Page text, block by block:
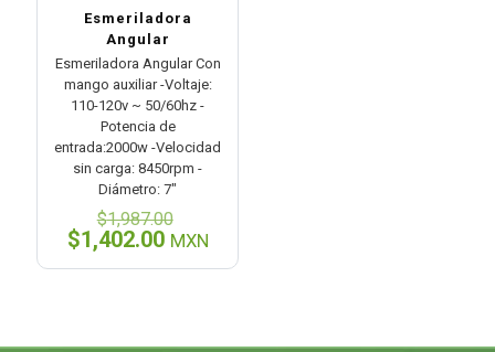
Esmeriladora
Angular
Esmeriladora Angular Con
mango auxiliar -Voltaje:
110-120v ~ 50/60hz -
Potencia de
entrada:2000w -Velocidad
sin carga: 8450rpm -
Diámetro: 7″
$1,987.00
precio
original
$1,402.00ElMXN